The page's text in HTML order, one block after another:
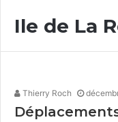
Ile de La
Thierry Roch